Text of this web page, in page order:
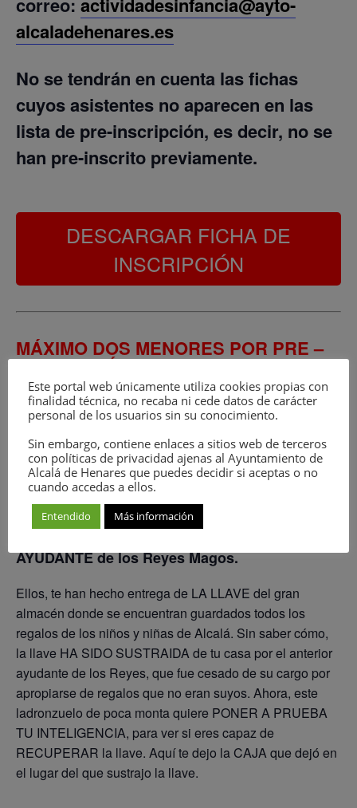
alcaladehenares.es
No se tendrán en cuenta las fichas
cuyos asistentes no aparecen en las
lista de pre-inscripción, es decir, no se
han pre-inscrito previamente.
DESCARGAR FICHA DE
INSCRIPCIÓN
MÁXIMO DOS MENORES POR PRE –
INSCRIPCIÓN
Junta de Distrito C/Octavio Paz, 15
Alcalá de Henares, Madrid, España
EDAD DE 6 A 12 AÑOS
Compañía que lo realiza: CONCILYANDO
AYUDANTE de los Reyes Magos.
Ellos, te han hecho entrega de LA LLAVE del gran
almacén donde se encuentran guardados todos los
regalos de los niños y niñas de Alcalá. Sin saber cómo,
la llave HA SIDO SUSTRAIDA de tu casa por el anterior
ayudante de los Reyes, que fue cesado de su cargo por
apropiarse de regalos que no eran suyos. Ahora, este
ladronzuelo de poca monta quiere PONER A PRUEBA
TU INTELIGENCIA, para ver si eres capaz de
RECUPERAR la llave. Aquí te dejo la CAJA que dejó en
el lugar del que sustrajo la llave.
Este portal web únicamente utiliza cookies propias con
finalidad técnica, no recaba ni cede datos de carácter
personal de los usuarios sin su conocimiento.
Sin embargo, contiene enlaces a sitios web de terceros
con políticas de privacidad ajenas al Ayuntamiento de
Alcalá de Henares que puedes decidir si aceptas o no
cuando accedas a ellos.
Entendido Más información